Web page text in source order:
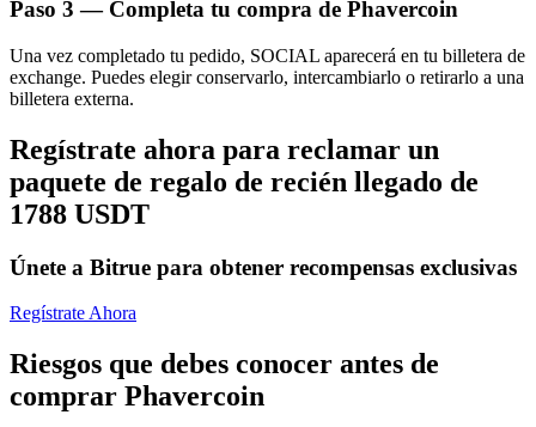
Afiliados de Bitrue
Paso 3 — Completa tu compra de Phavercoin
Una vez completado tu pedido, SOCIAL aparecerá en tu billetera de
exchange. Puedes elegir conservarlo, intercambiarlo o retirarlo a una
billetera externa.
Regístrate ahora para reclamar un
paquete de regalo de recién llegado de
1788 USDT
Únete a Bitrue para obtener recompensas exclusivas
Regístrate Ahora
Riesgos que debes conocer antes de
comprar Phavercoin